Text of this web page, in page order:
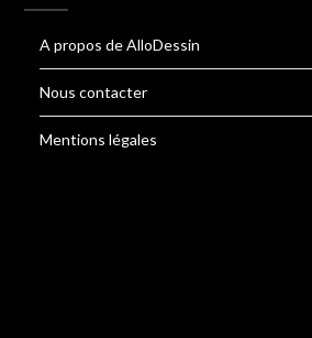
A propos de AlloDessin
Nous contacter
Mentions légales